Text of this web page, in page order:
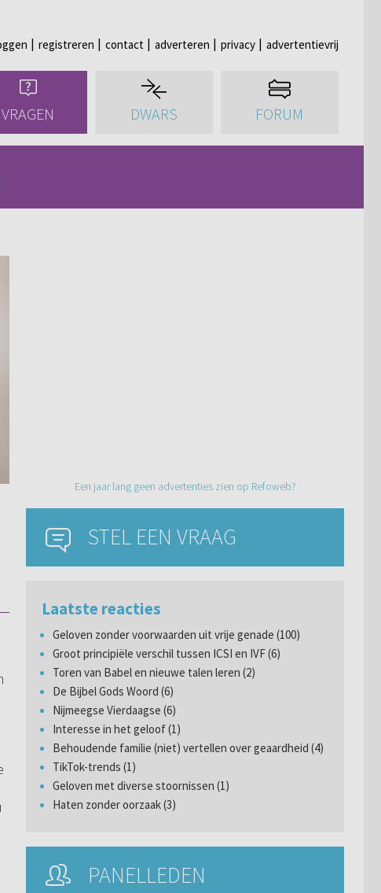
registreren contact adverteren privacy advertentievrij
VRAGEN DWARS FORUM
Een jaar lang geen advertenties zien op Refoweb?
STEL EEN VRAAG
Laatste reacties
Geloven zonder voorwaarden uit vrije genade (100)
Groot principiële verschil tussen ICSI en IVF (6)
Toren van Babel en nieuwe talen leren (2)
De Bijbel Gods Woord (6)
Nijmeegse Vierdaagse (6)
Interesse in het geloof (1)
Behoudende familie (niet) vertellen over geaardheid (4)
TikTok-trends (1)
Geloven met diverse stoornissen (1)
Haten zonder oorzaak (3)
PANELLEDEN